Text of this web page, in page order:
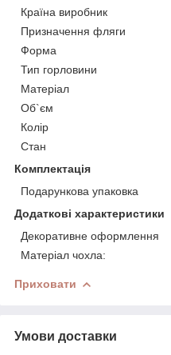
Країна виробник
Призначення фляги
Форма
Тип горловини
Матеріал
Об`єм
Колір
Стан
Комплектація
Подарункова упаковка
Додаткові характеристики
Декоративне оформлення
Матеріал чохла:
Приховати
Умови доставки